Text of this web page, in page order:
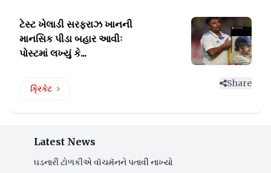
ટેસ્ટ ખેલાડી સરફરાઝ ખાનની
માનસિક પીડા બહાર આવીઃ
પોસ્ટમાં લખ્યું કે...
ક્રિકેટ
Share
Latest News
ઘડનારી ટોળકીએ વૉચમૅનને પતાવી નાખ્યો